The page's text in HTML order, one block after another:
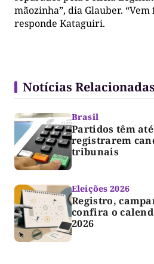
mãozinha”, dia Glauber.
responde Kataguiri.
Notícias Relacionadas
Brasil
Partidos têm
registrarem
tribunais
Eleições 2026
Registro,
confira o
2026